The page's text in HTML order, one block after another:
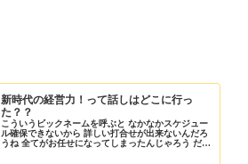
新時代の経営力！って話しはどこに行っ
た？？
こういうビックネームを呼ぶと なかなかスケジュー
ル確保できないから 詳しい打合せが出来ないんだろ
うね 全てがお任せになってしまったんじゃろう だか